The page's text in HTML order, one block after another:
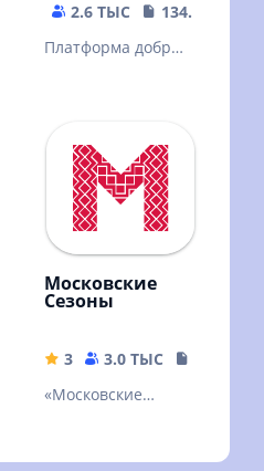
48.26 MB 2.6 ТЫС
134.4 MB
Платформа добрых
118.39 MB
Московские
Сезоны
3 3.0 ТЫС
«Московские